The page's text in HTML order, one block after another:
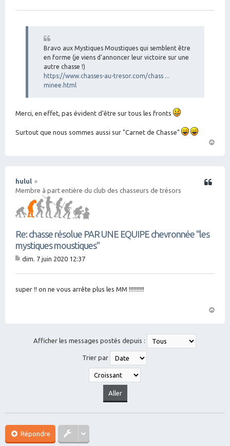
Bravo aux Mystiques Moustiques qui semblent être
en forme (je viens d'annoncer leur victoire sur une
autre chasse !)
https://www.chasses-au-tresor.com/chass ...
minee.html
Merci, en effet, pas évident d'être sur tous les fronts
Surtout que nous sommes aussi sur "Carnet de Chasse"
hulul
Membre à part entière du club des chasseurs de trésors
Re: chasse résolue PAR UNE EQUIPE chevronnée "les
mystiques moustiques"
Citation
g
dim. 7 juin 2020 12:37
super !! on ne vous arrête plus les MM !!!!!!!!!!
Afficher les messages postés depuis :
Trier par
Répondre